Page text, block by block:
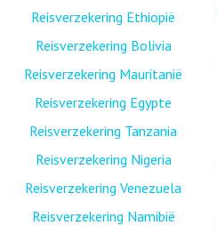
Reisverzekering Ethiopië
Reisverzekering Bolivia
Reisverzekering Mauritanië
Reisverzekering Egypte
Reisverzekering Tanzania
Reisverzekering Nigeria
Reisverzekering Venezuela
Reisverzekering Namibië